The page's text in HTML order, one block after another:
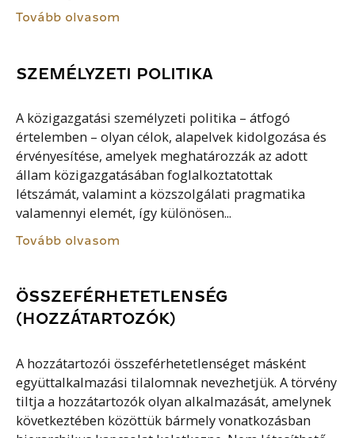
Tovább olvasom
SZEMÉLYZETI POLITIKA
A közigazgatási személyzeti politika – átfogó
értelemben – olyan célok, alapelvek kidolgozása és
érvényesítése, amelyek meghatározzák az adott
állam közigazgatásában foglalkoztatottak
létszámát, valamint a közszolgálati pragmatika
valamennyi elemét, így különösen...
Tovább olvasom
ÖSSZEFÉRHETETLENSÉG
(HOZZÁTARTOZÓK)
A hozzátartozói összeférhetetlenséget másként
együttalkalmazási tilalomnak nevezhetjük. A törvény
tiltja a hozzátartozók olyan alkalmazását, amelynek
következtében közöttük bármely vonatkozásban